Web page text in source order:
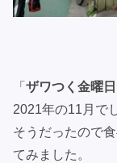
「 ザワつく金曜日
2021年の11月で
そうだったので
てみました。